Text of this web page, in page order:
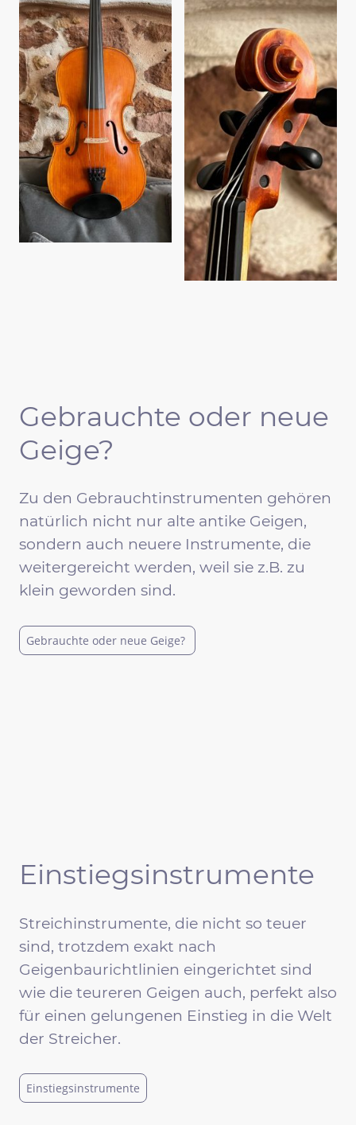
Gebrauchte oder neue
Geige?
Zu den Gebrauchtinstrumenten gehören
natürlich nicht nur alte antike Geigen,
sondern auch neuere Instrumente, die
weitergereicht werden, weil sie z.B. zu
klein geworden sind.
Gebrauchte oder neue Geige?
Einstiegsinstrumente
Streichinstrumente, die nicht so teuer
sind, trotzdem exakt nach
Geigenbaurichtlinien eingerichtet sind
wie die teureren Geigen auch, perfekt also
für einen gelungenen Einstieg in die Welt
der Streicher.
Einstiegsinstrumente